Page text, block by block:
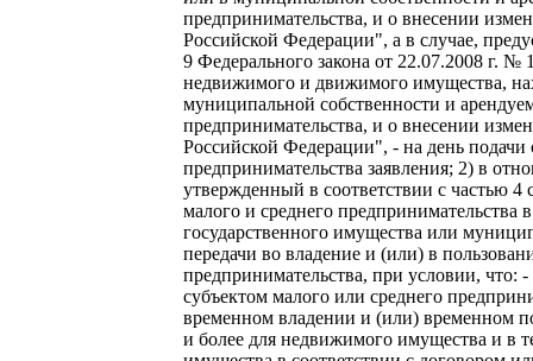
предпринимательства, и о внесении
Российской Федерации", а в случае,
9 Федерального закона от 22.07.2008 г.
недвижимого и движимого имущества,
муниципальной собственности и
предпринимательства, и о внесении
Российской Федерации", - на день подачи
предпринимательства заявления; 2) в
утвержденный в соответствии с частью 4
малого и среднего предпринимательства
государственного имущества или
передачи во владение и (или) в
предпринимательства, при условии, что:
субъектом малого или среднего
временном владении и (или) временном
и более для недвижимого имущества и в